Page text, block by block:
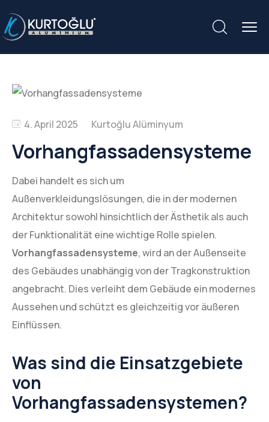
4. April 2025
Vorhangfassadensysteme
Dabei handelt es sich um
Außenverkleidungslösungen, die in der modernen
Architektur sowohl hinsichtlich der Ästhetik als auch
der Funktionalität eine wichtige Rolle spielen.
Vorhangfassadensysteme, wird an der Außenseite
des Gebäudes unabhängig von der Tragkonstruktion
angebracht. Dies verleiht dem Gebäude ein modernes
Aussehen und schützt es gleichzeitig vor äußeren
Einflüssen.
Was sind die Einsatzgebiete
von
Vorhangfassadensystemen?